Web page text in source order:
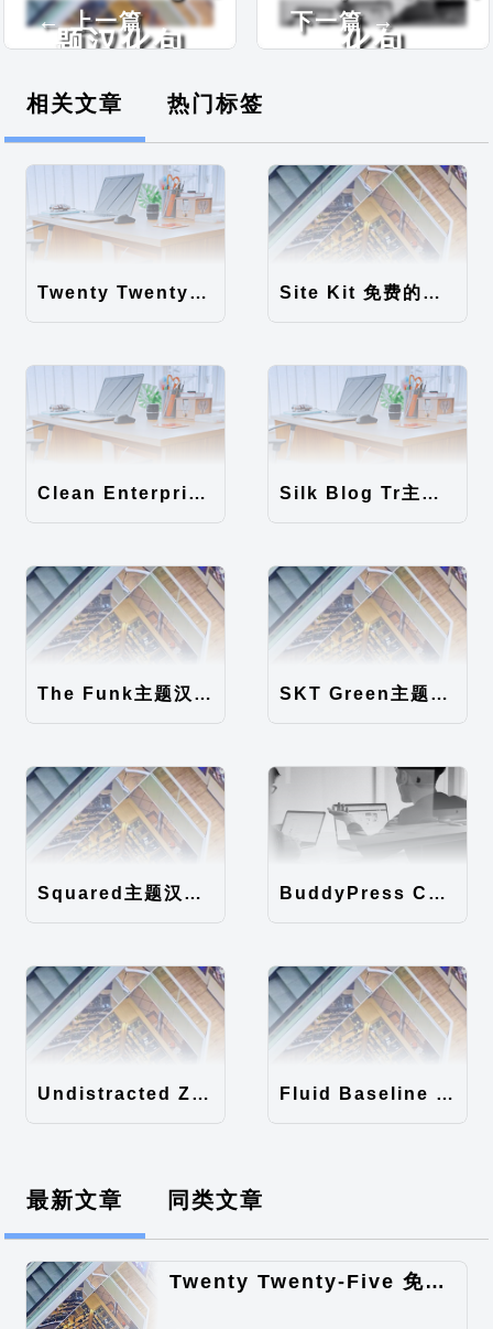
← 上一篇
题汉化包
下一篇 →
化包
相关文章 热门标签
Twenty Twenty-Five 免费的WordPress内容主题 Site Kit 免费的WordPress数据统计插件
Clean Enterprise主题汉化包 Silk Blog Tr主题汉化包
The Funk主题汉化包 SKT Green主题汉化包
Squared主题汉化包 BuddyPress Colours主题汉化包
Undistracted Zen主题汉化包 Fluid Baseline Grid主题汉化包
最新文章 同类文章
Twenty Twenty-Five 免费的WordPress内容主题